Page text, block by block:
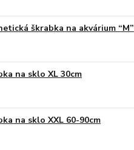
škrabka na akvárium “M”
na sklo XL 30cm
na sklo XXL 60-90cm